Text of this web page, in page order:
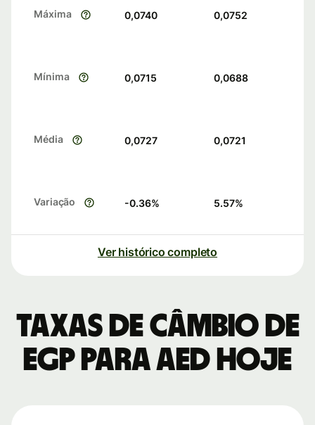
Máxima 0,0740 0,0752
Mínima 0,0715 0,0688
Média 0,0727 0,0721
Variação -0.36% 5.57%
Ver histórico completo
Taxas de câmbio de
EGP para AED hoje